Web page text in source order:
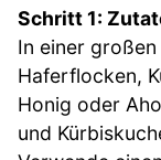
Schritt 1:
In einer
Haferflocken,
Honig oder
und